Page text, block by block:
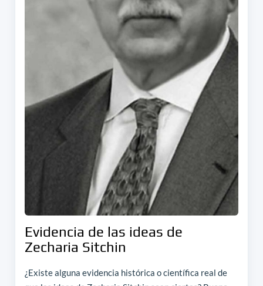
Evidencia de las ideas de
Zecharia Sitchin
¿Existe alguna evidencia histórica o científica real de